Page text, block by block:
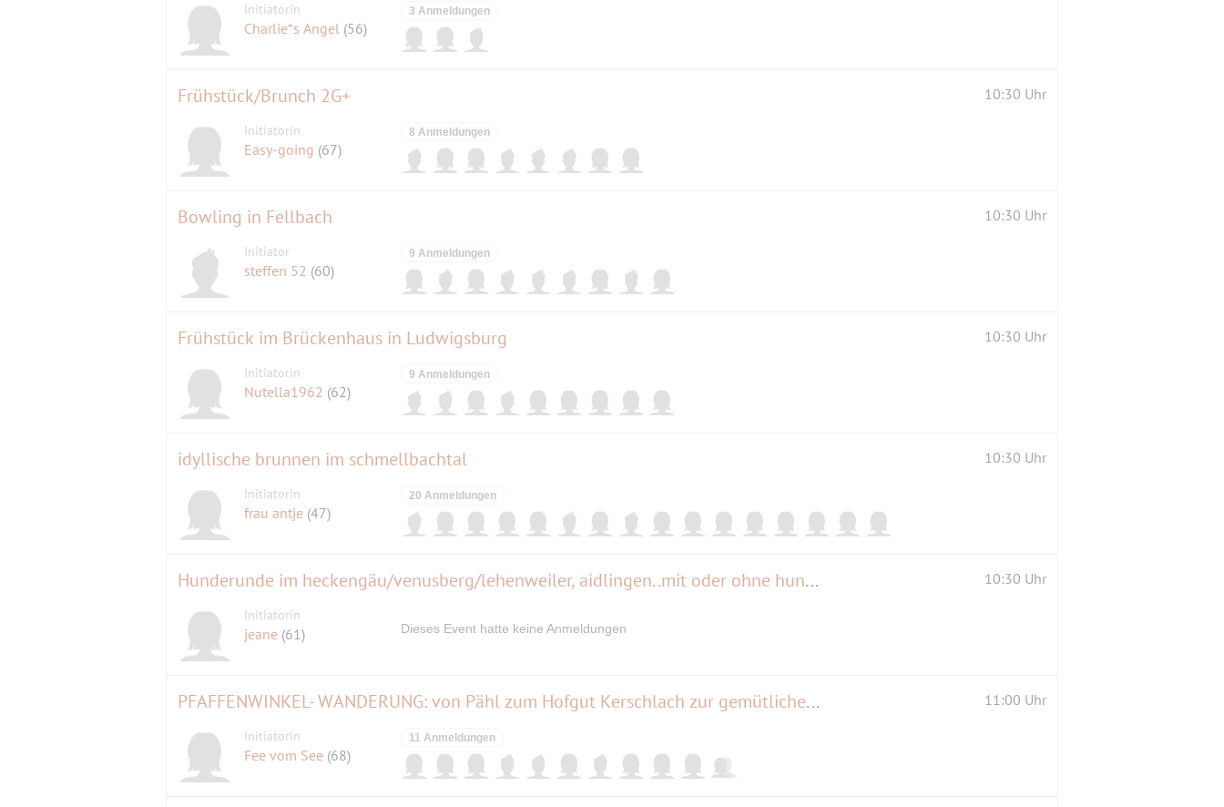
Initiatorin
Charlie*s Angel (56)
3 Anmeldungen
Frühstück/Brunch 2G+ 10:30 Uhr
Initiatorin
Easy-going (67)
8 Anmeldungen
Bowling in Fellbach 10:30 Uhr
Initiator
steffen 52 (60)
9 Anmeldungen
Frühstück im Brückenhaus in Ludwigsburg 10:30 Uhr
Initiatorin
Nutella1962 (62)
9 Anmeldungen
idyllische brunnen im schmellbachtal 10:30 Uhr
Initiatorin
frau antje (47)
20 Anmeldungen
Hunderunde im heckengäu/venusberg/lehenweiler, aidlingen..mit oder ohne hund;-) 10:30 Uhr
Initiatorin
jeane (61) Dieses Event hatte keine Anmeldungen
PFAFFENWINKEL- WANDERUNG: von Pähl zum Hofgut Kerschlach zur gemütlichen Einkehr ( 2G ) 11:00 Uhr
Initiatorin
Fee vom See (68)
11 Anmeldungen